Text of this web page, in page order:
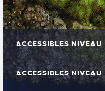
ACCESSIBLES NIVEAU
ACCESSIBLES NIVEAU